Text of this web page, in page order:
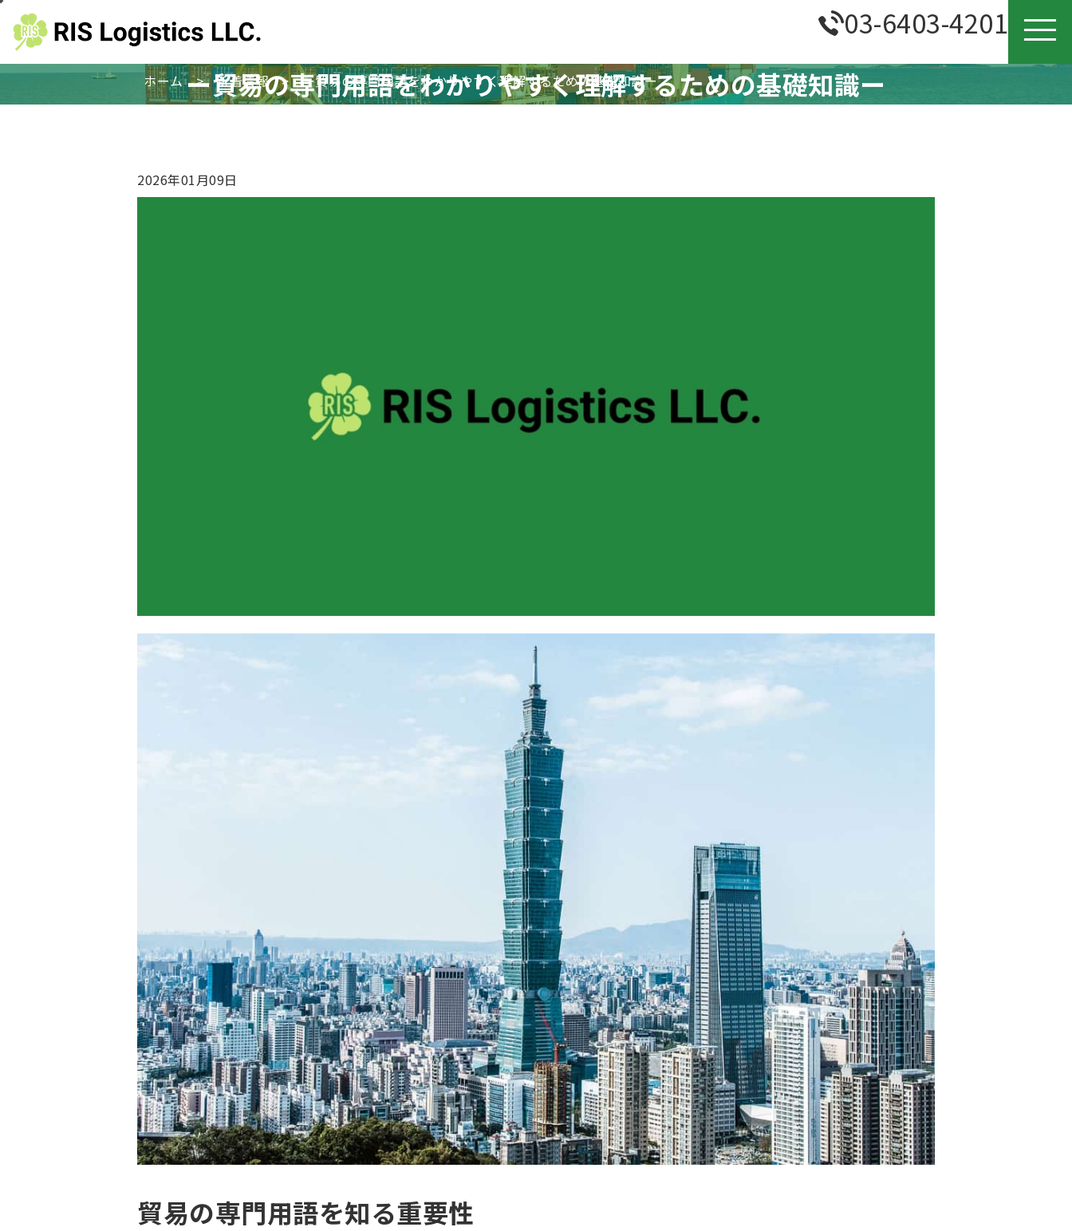
03-6403-4201
ー貿易の専門用語をわかりやすく理解するための基礎知識ー
ホーム > 新着情報 > ー貿易の専門用語をわかりやすく理解するための基礎知識ー
2026年01月09日
貿易の専門用語を知る重要性